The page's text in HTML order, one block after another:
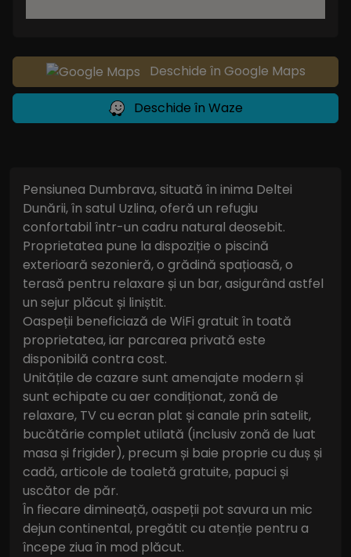
Deschide în Google Maps
Deschide în Waze
Pensiunea Dumbrava, situată în inima Deltei
Dunării, în satul Uzlina, oferă un refugiu
confortabil într-un cadru natural deosebit.
Proprietatea pune la dispoziție o piscină
exterioară sezonieră, o grădină spațioasă, o
terasă pentru relaxare și un bar, asigurând astfel
un sejur plăcut și liniștit.
Oaspeții beneficiază de WiFi gratuit în toată
proprietatea, iar parcarea privată este
disponibilă contra cost.
Unitățile de cazare sunt amenajate modern și
sunt echipate cu aer condiționat, zonă de
relaxare, TV cu ecran plat și canale prin satelit,
bucătărie complet utilată (inclusiv zonă de luat
masa și frigider), precum și baie proprie cu duș și
cadă, articole de toaletă gratuite, papuci și
uscător de păr.
În fiecare dimineață, oaspeții pot savura un mic
dejun continental, pregătit cu atenție pentru a
începe ziua în mod plăcut.